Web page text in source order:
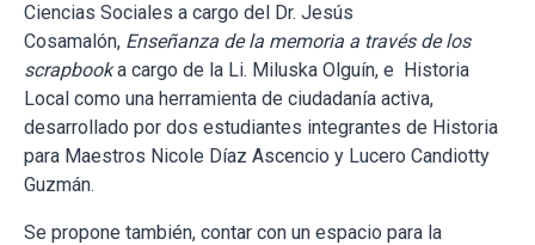
Ciencias Sociales a cargo del Dr. Jesús
Cosamalón, Enseñanza de la memoria a través de los
scrapbooka cargo de la Li. Miluska Olguín, e Historia
Local como una herramienta de ciudadanía activa,
desarrollado por dos estudiantes integrantes de Historia
para Maestros Nicole Díaz Ascencio y Lucero Candiotty
Guzmán.
Se propone también, contar con un espacio para la